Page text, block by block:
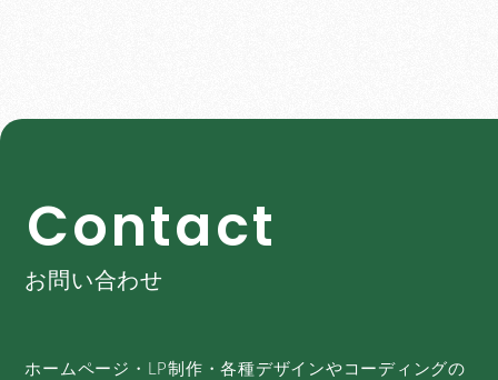
Contact
お問い合わせ
ホームページ・LP制作・各種デザインやコーディングの